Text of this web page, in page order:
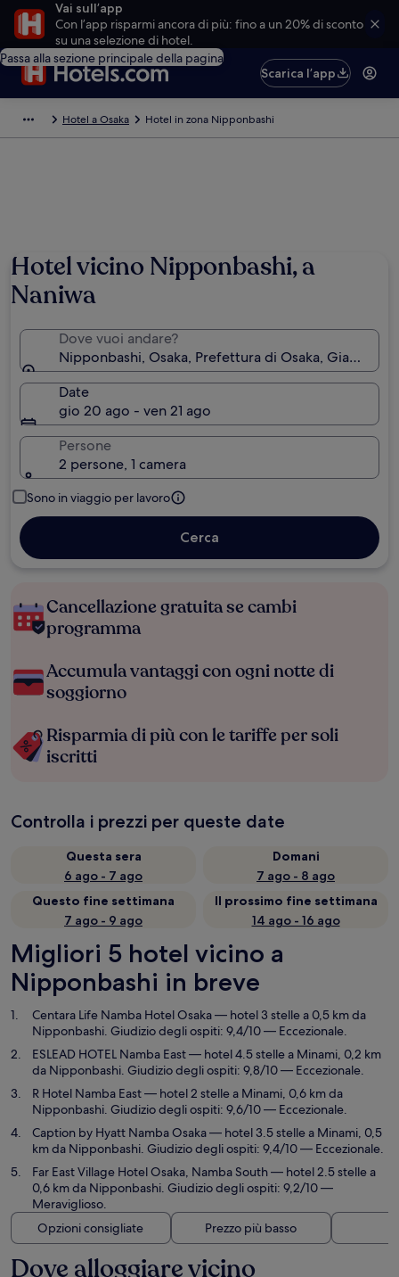
Vai sull’app
Con l’app risparmi ancora di più: fino a un 20% di sconto
su una selezione di hotel.
Passa alla sezione principale della pagina
Scarica l’app
Hotel a Osaka Hotel in zona Nipponbashi
Hotel vicino Nipponbashi, a
Naniwa
Dove vuoi andare?
Nipponbashi, Osaka, Prefettura di Osaka, Giappone
Date
gio 20 ago - ven 21 ago
Persone
2 persone, 1 camera
Sono in viaggio per lavoro
Cerca
Cancellazione gratuita se cambi
programma
Accumula vantaggi con ogni notte di
soggiorno
Risparmia di più con le tariffe per soli
iscritti
Controlla i prezzi per queste date
Questa sera
6 ago - 7 ago
Domani
7 ago - 8 ago
Questo fine settimana
7 ago - 9 ago
Il prossimo fine settimana
14 ago - 16 ago
Migliori 5 hotel vicino a
Nipponbashi in breve
Centara Life Namba Hotel Osaka— hotel 3 stelle a 0,5 km da
Nipponbashi. Giudizio degli ospiti: 9,4/10 — Eccezionale.
ESLEAD HOTEL Namba East— hotel 4.5 stelle a Minami, 0,2 km
da Nipponbashi. Giudizio degli ospiti: 9,8/10 — Eccezionale.
R Hotel Namba East— hotel 2 stelle a Minami, 0,6 km da
Nipponbashi. Giudizio degli ospiti: 9,6/10 — Eccezionale.
Caption by Hyatt Namba Osaka— hotel 3.5 stelle a Minami, 0,5
km da Nipponbashi. Giudizio degli ospiti: 9,4/10 — Eccezionale.
Far East Village Hotel Osaka, Namba South— hotel 2.5 stelle a
0,6 km da Nipponbashi. Giudizio degli ospiti: 9,2/10 —
Meraviglioso.
Opzioni consigliate
Prezzo più basso
Dove alloggiare vicino